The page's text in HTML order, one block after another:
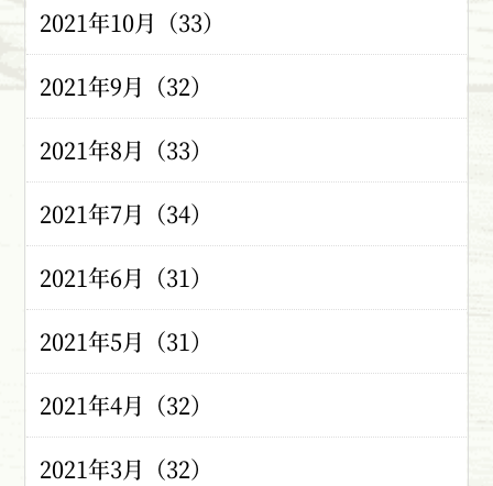
2021年10月（33）
2021年9月（32）
2021年8月（33）
2021年7月（34）
2021年6月（31）
2021年5月（31）
2021年4月（32）
2021年3月（32）